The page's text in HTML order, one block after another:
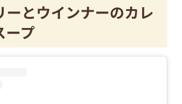
ーとウインナーのカレ
ープ